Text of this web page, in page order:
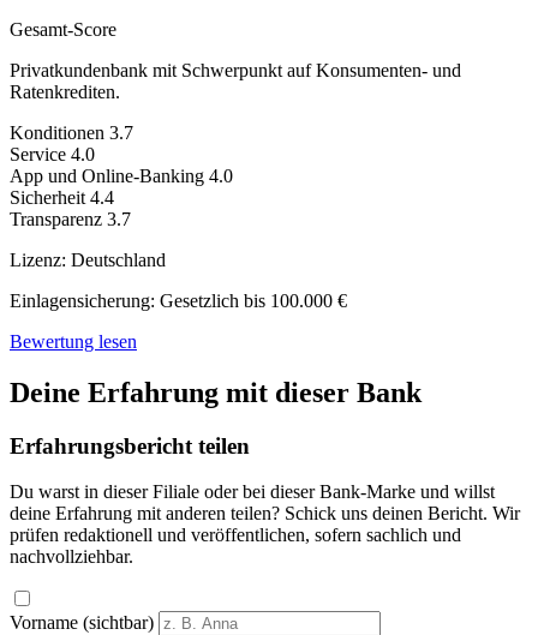
Gesamt-Score
Privatkundenbank mit Schwerpunkt auf Konsumenten- und
Ratenkrediten.
Konditionen 3.7
Service 4.0
App und Online-Banking 4.0
Sicherheit 4.4
Transparenz 3.7
Lizenz: Deutschland
Einlagensicherung: Gesetzlich bis 100.000 €
Bewertung lesen
Deine Erfahrung mit dieser Bank
Erfahrungsbericht teilen
Du warst in dieser Filiale oder bei dieser Bank-Marke und willst
deine Erfahrung mit anderen teilen? Schick uns deinen Bericht. Wir
prüfen redaktionell und veröffentlichen, sofern sachlich und
nachvollziehbar.
Vorname (sichtbar)